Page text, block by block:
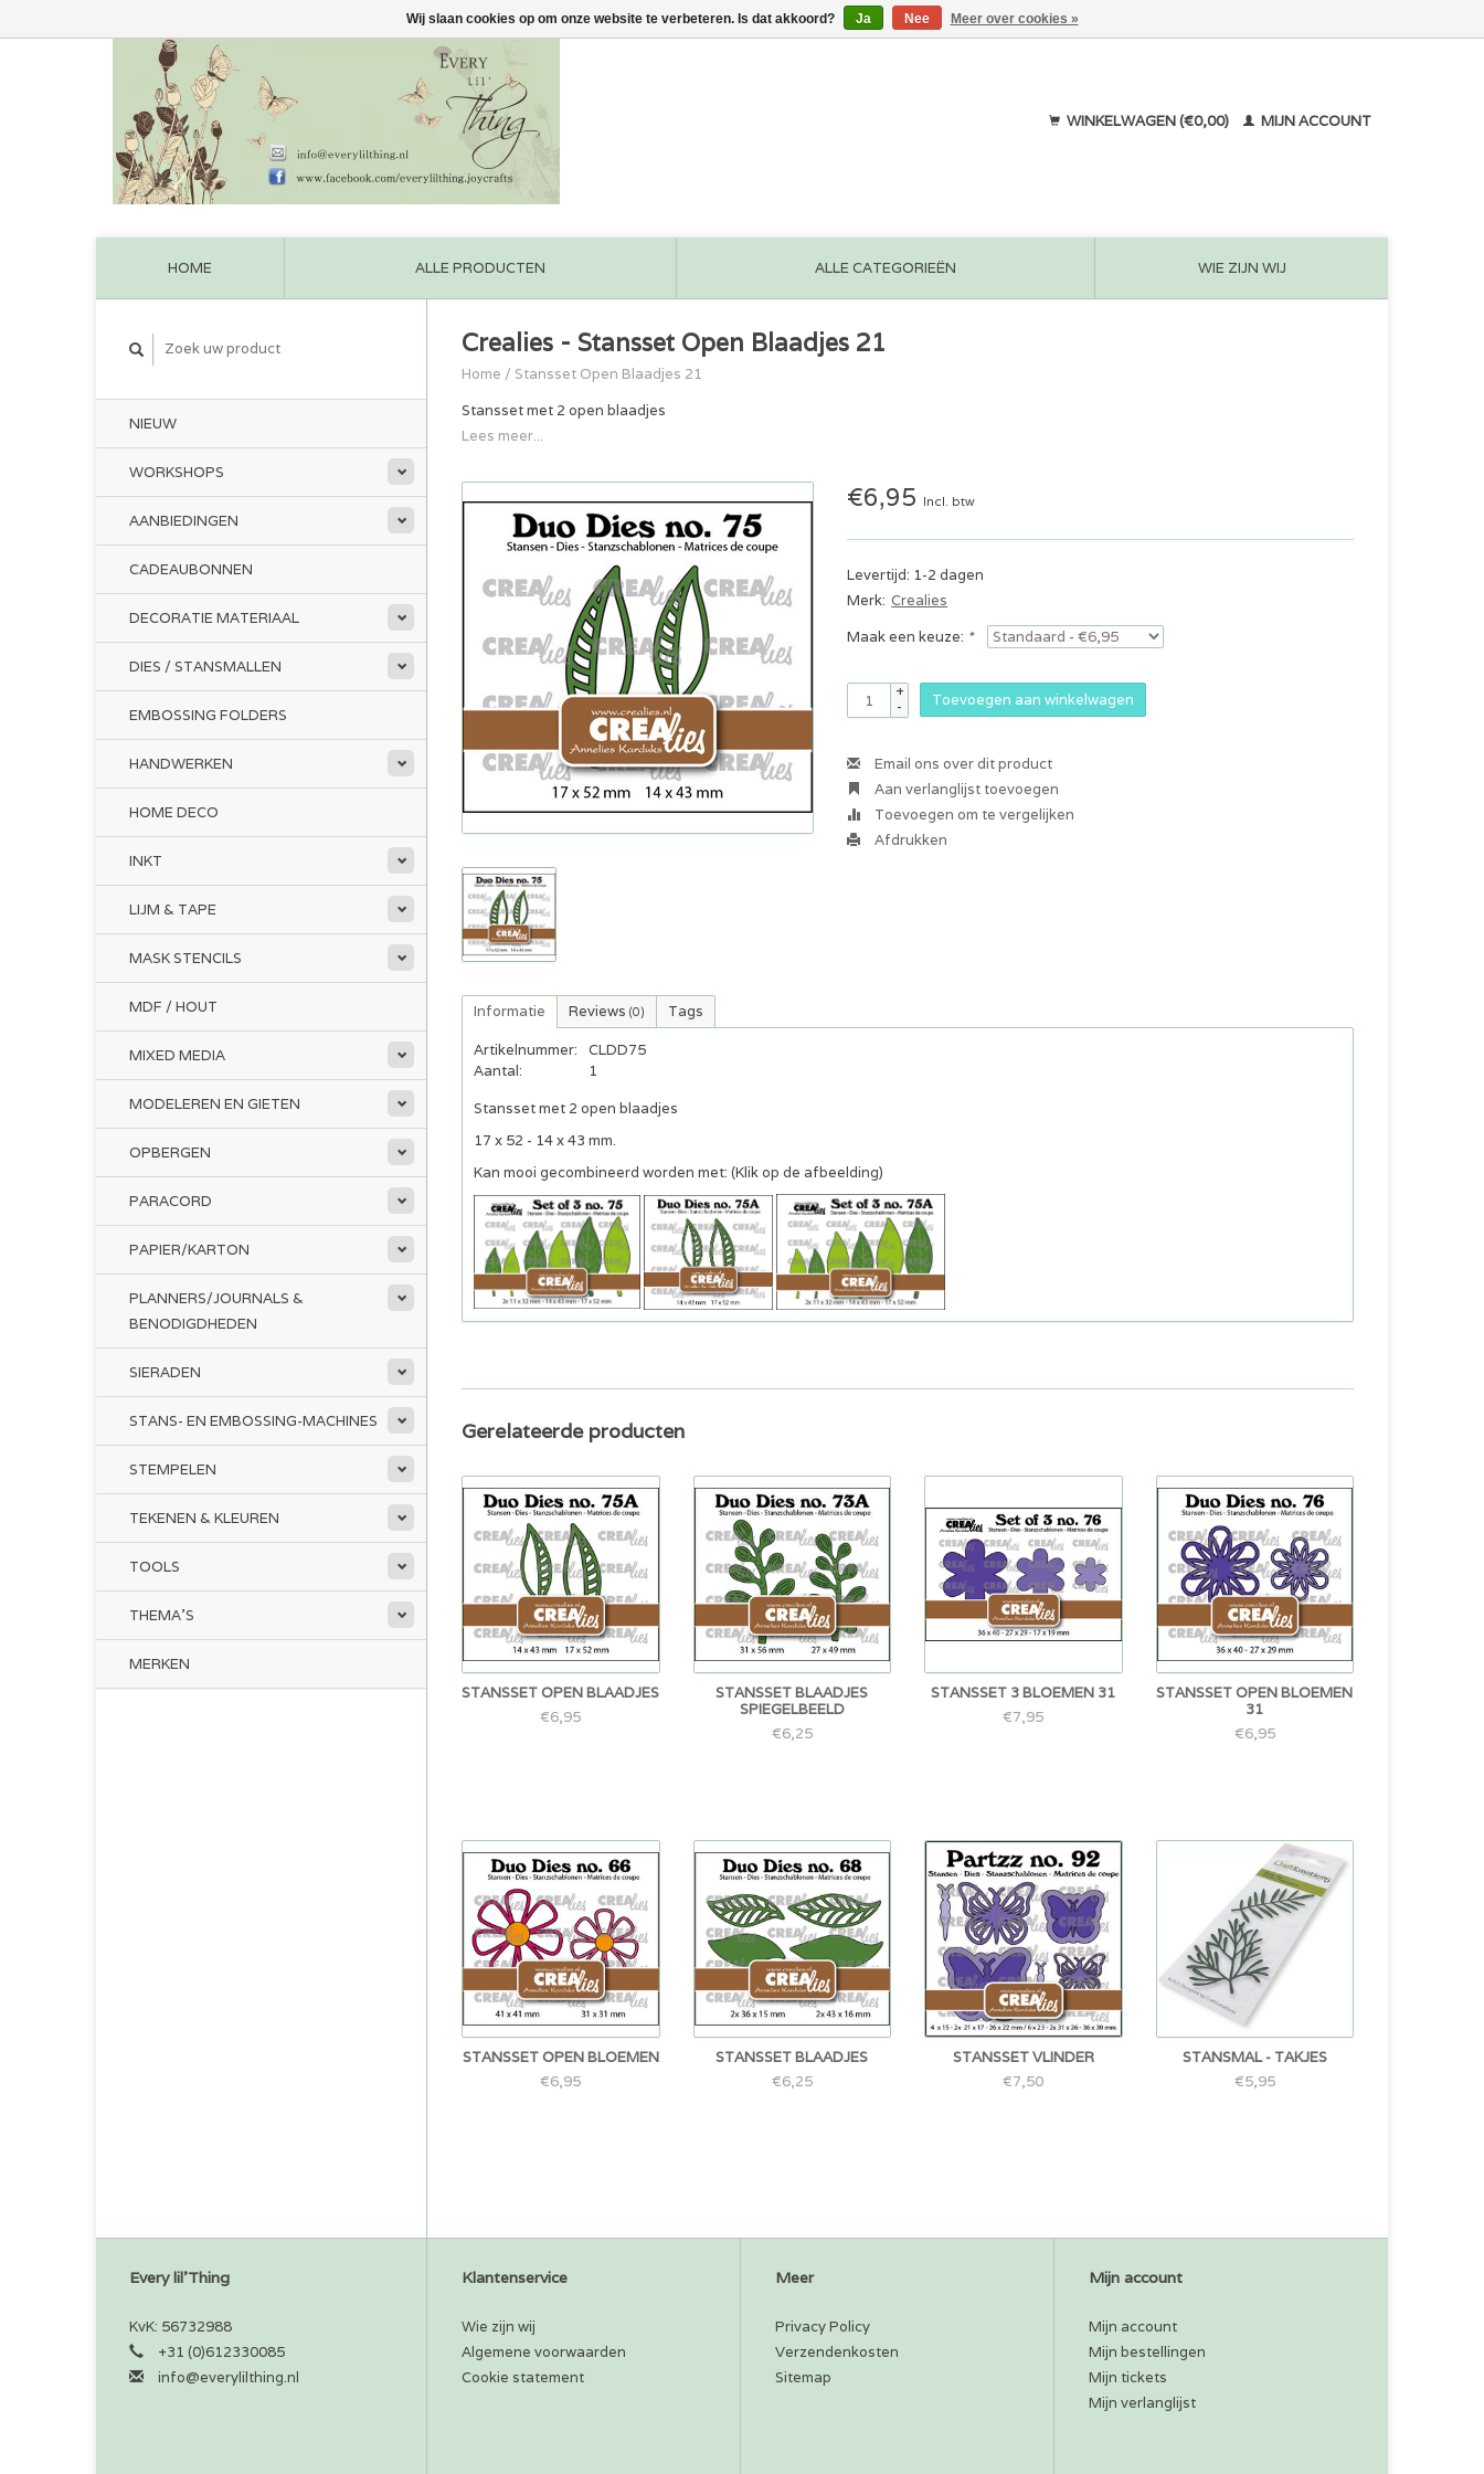
WINKELWAGEN (€0,00) MIJN ACCOUNT
HOME ALLE PRODUCTEN ALLE CATEGORIEËN WIE ZIJN WIJ
NIEUW
WORKSHOPS
AANBIEDINGEN
CADEAUBONNEN
DECORATIE MATERIAAL
DIES / STANSMALLEN
EMBOSSING FOLDERS
HANDWERKEN
HOME DECO
INKT
LIJM & TAPE
MASK STENCILS
MDF / HOUT
MIXED MEDIA
MODELEREN EN GIETEN
OPBERGEN
PARACORD
PAPIER/KARTON
PLANNERS/JOURNALS &
BENODIGDHEDEN
SIERADEN
STANS- EN EMBOSSING-MACHINES
STEMPELEN
TEKENEN & KLEUREN
TOOLS
THEMA'S
MERKEN
Crealies - Stansset Open Blaadjes 21
Home / Stansset Open Blaadjes 21
Stansset met 2 open blaadjes
Lees meer...
€6,95 Incl. btw
Levertijd: 1-2 dagen
Merk: Crealies
Maak een keuze: *
+
-
Toevoegen aan winkelwagen
Email ons over dit product
Aan verlanglijst toevoegen
Toevoegen om te vergelijken
Afdrukken
Informatie Reviews (0) Tags
Artikelnummer:
CLDD75
Aantal:
1
Stansset met 2 open blaadjes
17 x 52 - 14 x 43 mm.
Kan mooi gecombineerd worden met: (Klik op de afbeelding)
Gerelateerde producten
STANSSET OPEN BLAADJES
€6,95
STANSSET BLAADJES
SPIEGELBEELD
€6,25
STANSSET 3 BLOEMEN 31
€7,95
STANSSET OPEN BLOEMEN
31
€6,95
STANSSET OPEN BLOEMEN
€6,95
STANSSET BLAADJES
€6,25
STANSSET VLINDER
€7,50
STANSMAL - TAKJES
€5,95
Every lil'Thing
KvK: 56732988
+31 (0)612330085
info@everylilthing.nl
Klantenservice
Wie zijn wij
Algemene voorwaarden
Cookie statement
Meer
Privacy Policy
Verzendenkosten
Sitemap
Mijn account
Mijn account
Mijn bestellingen
Mijn tickets
Mijn verlanglijst
Wij slaan cookies op om onze website te verbeteren. Is dat akkoord? Ja Nee Meer over cookies »